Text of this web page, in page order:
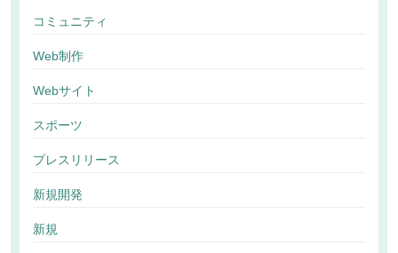
コミュニティ
Web制作
Webサイト
スポーツ
プレスリリース
新規開発
新規